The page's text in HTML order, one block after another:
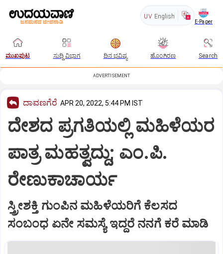
UV English
E-Paper
ಮುಖಪುಟ ಸುದ್ದಿ ವಿಭಾಗ ದಿನ ಭವಿಷ್ಯ ಹೊಂಗಿರಣ Search
ADVERTISEMENT
ದಾವಣಗೆರೆ APR 20, 2022, 5:44 PM IST
ದೇಶದ ಪ್ರಗತಿಯಲ್ಲಿ ಮಹಿಳೆಯರ
ಪಾತ್ರ ಮಹತ್ವದ್ದು; ಎಂ.ಪಿ.
ರೇಣುಕಾಚಾರ್ಯ
ಸ್ತ್ರೀಶಕ್ತಿ ಗುಂಪಿನ ಮಹಿಳೆಯರಿಗೆ ಕೆಲಸದ
ಸಂಬಂಧ ಏನೇ ಸಮಸ್ಯೆ ಇದ್ದರೆ ನನಗೆ ಕರೆ ಮಾಡಿ